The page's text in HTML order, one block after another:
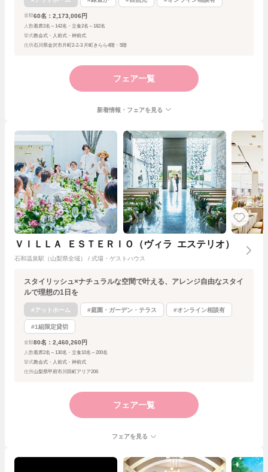
金額 60名：2,173,006円
人数着席2名～142名・立食2名～182名
挙式教会式・人前式・神前式
住所石川県金沢市片町2-2-3 片町きらら4階・5階
フェア一覧
新着情報・フェアを見る
ＶＩＬＬＡ ＥＳＴＥＲＩＯ（ヴィラ エステリオ）
石和温泉駅（山梨県全域） / 式場・ゲストハウス
スタイリッシュ×ナチュラルな空間で叶える、アレンジ自由なスタイ
ルで理想の1日を
#アットホーム #庭園・ガーデン・テラス #オンライン相談有
#1組限定貸切
金額80名：2,460,260円
人数着席2名～130名・立食10名～200名
挙式教会式・人前式・神前式
住所山梨県甲府市川田町アリア206
フェア一覧
フェアを見る